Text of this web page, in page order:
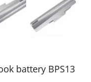
battery BPS13